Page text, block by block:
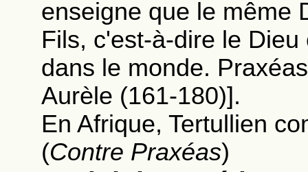
enseigne que le même
Fils, c'est-à-dire le
dans le monde.
Aurèle (161-180)].
En Afrique, Tertullien
(Contre Praxéas)